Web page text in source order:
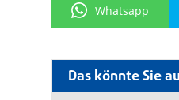
Das könnte Sie
Whatsapp